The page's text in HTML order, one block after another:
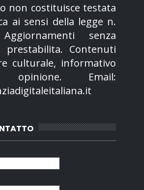
non costituisce testata
ai sensi della legge n.
senza
prestabilita. Contenuti
culturale, informativo
Email: